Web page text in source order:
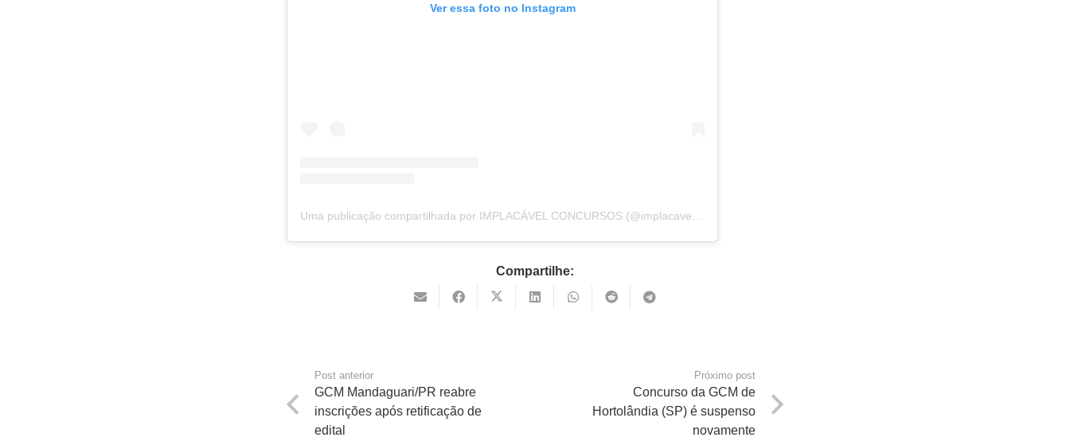
Ver essa foto no Instagram
Compartilhe:
Post anterior
GCM Mandaguari/PR reabre
inscrições após retificação de
edital
Próximo post
Concurso da GCM de
Hortolândia (SP) é suspenso
novamente